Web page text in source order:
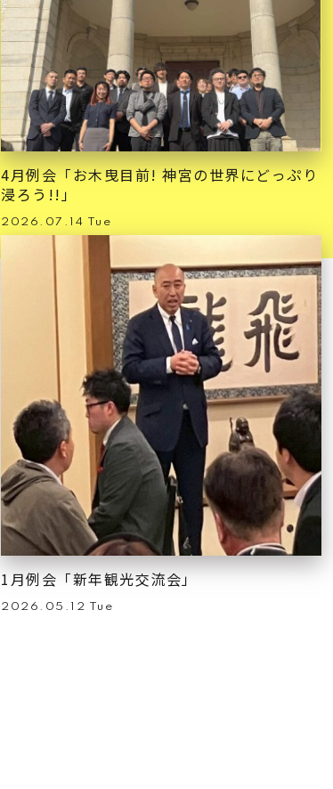
4月例会「お木曳目前! 神宮の世界にどっぷり
浸ろう!!」
2026.07.14 Tue
1月例会「新年観光交流会」
2026.05.12 Tue